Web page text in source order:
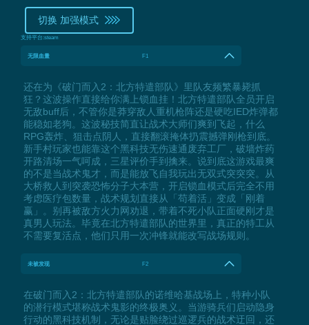
切换 加强模式
支持平台:steam
无限血量 F1
还在为《破门而入2：北方特遣部队》里队友频繁暴毙抓
狂？这波操作直接给你满上锁血挂！北方特遣部队全员开启
无敌buff后，不管你是莽穿敌人重机枪阵还是硬吃IED炸弹都
能稳如老狗。这波秘技简直让战术大师们爽到飞起，什么
RPG轰炸、狙击点阴人，直接翻滚掩体扔震撼弹刚枪到底。
新手村玩家也能靠这个黑科技无伤速通废弃工厂，破墙炸药
开路清场一气呵成，三星评价手到擒来。说到底这游戏最爽
的不是当战术鬼才，而是能放飞自我玩出无双式突突突。从
大桥救人到突袭恐怖分子大本营，开启锁血模式后完全不用
考虑医疗包数量，战术规划直接从「苟着活」变成「刚着
赢」。别再被敌方火力网劝退，带着不死小队正面硬刚才是
真男人玩法。毕竟在北方特遣部队的世界里，真正的特工从
不需要复活点，他们只用一次冲锋就能改写战场规则。
未被发现 F2
在破门而入2：北方特遣部队的诺维哈基战场上，特种小队
的潜行模式堪称战术鬼影的终极奥义。当游骑兵们启动隐身
行动的黑科技机制，无论是贴脸绕过巡逻兵的战术迂回，还